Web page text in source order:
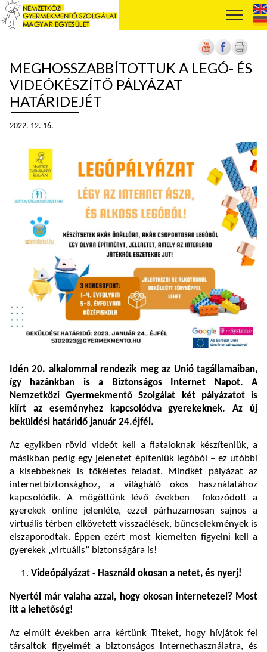
MEGHOSSZABBÍTOTTUK A LEGÓ- ÉS
VIDEÓKÉSZÍTŐ PÁLYÁZAT
HATÁRIDEJÉT
2022. 12. 16.
Idén 20. alkalommal rendezik meg az Unió tagállamaiban,
így hazánkban is a Biztonságos Internet Napot. A
Nemzetközi Gyermekmentő Szolgálat két pályázatot is
kiírt az eseményhez kapcsolódva gyerekeknek. Az új
beküldési határidő január 24.éjfél.
Az egyikben rövid videót kell a fiataloknak készíteniük, a
másikban pedig egy jelenetet építeniük legóból – ez utóbbi
a kisebbeknek is tökéletes feladat. Mindkét pályázat az
internetbiztonsághoz, a világháló okos használatához
kapcsolódik. A mögöttünk lévő években fokozódott a
gyerekek online jelenléte, ezzel párhuzamosan sajnos a
virtuális térben elkövetett visszaélések, bűncselekmények is
elszaporodtak. Éppen ezért most kiemelten figyelni kell a
gyerekek „virtuális” biztonságára is!
Videópályázat - Használd okosan a netet, és nyerj!
Nyertél már valaha azzal, hogy okosan internetezel? Most
itt a lehetőség!
Az elmúlt években arra kértünk Titeket, hogy hívjátok fel
társaitok figyelmét a biztonságos internethasználatra, és